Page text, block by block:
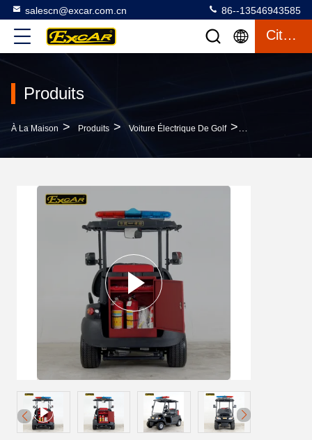
salescn@excar.com.cn 86--13546943585
Citation
Produits
À La Maison > Produits > Voiture Électrique De Golf >